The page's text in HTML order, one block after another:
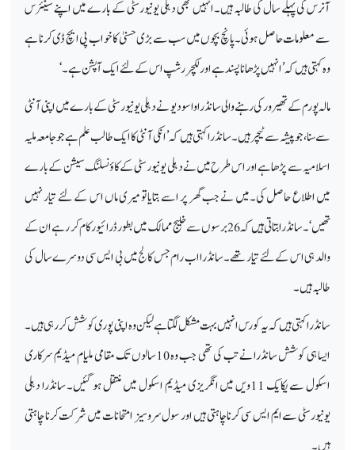
آنرس کی پہلے سال کی طالبہ ہیں۔انہیں بھی دہلی یونیورسٹی کے بارے میں اپنے سینئرس
سے معلومات حاصل ہوئی۔ پانچ بچوں میں سب سے بڑی حسنیٰ کا خواب پی ایچ ڈی کرنا ہے
وہ کہتی ہیں کہ’انہیں پڑھانا پسند ہے اور لکچرر شپ اس کے لئے ایک آپشن ہے۔‘
مالہ پورم کے تھیرور کی رہنے والی سانڈرا واسودیو نے دہلی یونیورسٹی کے بارے میں اپنی آنٹی
سے سنا ،جو پیشہ سے ٹیچر ہیں۔ سانڈرا کہتی ہیں کہ’انکی آنٹی کا ایک طالب علم ہے جو جامعہ ملیہ
اسلامیہ سے پڑھا ہے اور اس طرح میں نے دہلی یونیورسٹی کے کاؤنسلنگ سیشن کے بارے
میں اطلاع حاصل کی۔میں نے جب گھر پر اسے بتایا تو میری ماں اس کے لئے تیار نہیں
تھیں‘۔سانڈرا بتاتی ہیں کہ 26برسوں سے خلیج ممالک میں بطور ڈرائیور کام کر رہے ان کے
والد ہی اس کے لئے تیار تھے۔سانڈرا اب رام جس کالج میں بی ایس سی دوسرے سال کی
طالبہ ہیں۔
سانڈرا کہتی ہیں کہ یہ کورس انہیں بہت مشکل لگتا ہے لیکن وہ اپنی پوری کوشش کر رہی ہیں۔
ایسا ہی کوشش سانڈرا نے تب کی تھی جب وہ 10سالوں تک مقامی ملیام میڈیم سرکاری
اسکول سے یکایک 11ویں میں انگریزی میڈیم اسکول میں منتقل ہو گئیں۔ سانڈرا دہلی
یونیورسٹی سے ایم ایس سی کرنا چاہتی ہیں اور سول سروسیز امتحانات میں شرکت کرنا چاہتی
ہیں۔